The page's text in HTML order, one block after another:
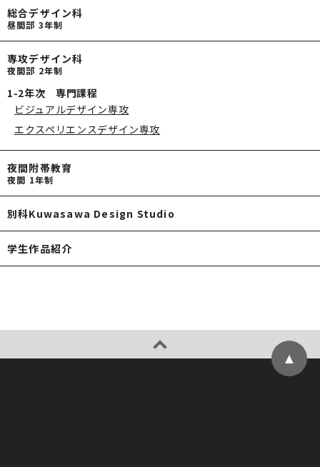
総合デザイン科
昼間部 3年制
専攻デザイン科
夜間部 2年制
1-2年次 専門課程
ビジュアルデザイン専攻
エクスペリエンスデザイン専攻
夜間附帯教育
夜間 1年制
別科Kuwasawa Design Studio
学生作品紹介
▲